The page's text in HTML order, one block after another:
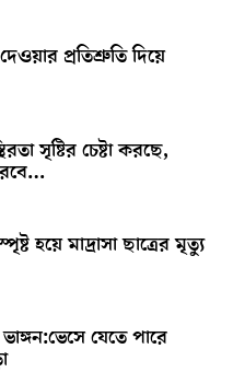
প্রতিশ্রুতি দিয়ে
সৃষ্টির চেষ্টা করছে,
হয়ে মাদ্রাসা ছাত্রের মৃত্যু
যেতে পারে